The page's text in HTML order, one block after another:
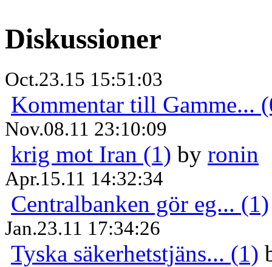
Diskussioner
Oct.23.15 15:51:03
Kommentar till Gamme...
Nov.08.11 23:10:09
krig mot Iran (1) by ronin
Apr.15.11 14:32:34
Centralbanken gör eg... (1)
Jan.23.11 17:34:26
Tyska säkerhetstjäns... (1)